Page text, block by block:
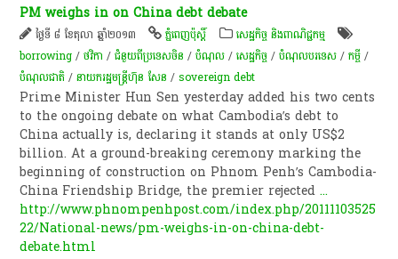
PM weighs in on China debt debate
ថ្ងៃទី ៨ ខែតុលា ឆ្នាំ២០១៣ ភ្នំពេញប៉ុស្តិ៍
សេដ្ឋកិច្ច និងពាណិជ្ជកម្ម
borrowing /ថវិកា /ជំនួយពីប្រទេសចិន /បំណុល /សេដ្ឋកិច្ច /បំណុលបរទេស /កម្ចី​ /
បំណុលជាតិ /នាយករដ្ឋមន្ត្រីហ៊ុន សែន /sovereign debt
Prime Minister Hun Sen yesterday added his two cents
to the ongoing debate on what Cambodia’s debt to
China actually is, declaring it stands at only US$2
billion. At a ground-breaking ceremony marking the
beginning of construction on Phnom Penh’s Cambodia-
China Friendship Bridge, the premier rejected...
http://www.phnompenhpost.com/index.php/20111103525
22/National-news/pm-weighs-in-on-china-debt-
debate.html